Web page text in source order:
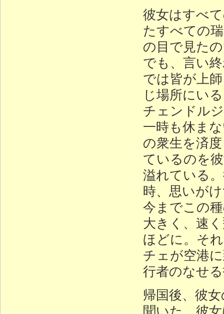
彼女はすべ
たすべての
の目で見た
でも、言い
では皆が上
じ場所にい
チェンドル
一時も休ま
の衆生を済
ているのを
溢れている
時、思いが
今までこの
大きく、速
ほどに。そ
チェが空港
行者のなせ
帰国後、彼
聞いた。彼